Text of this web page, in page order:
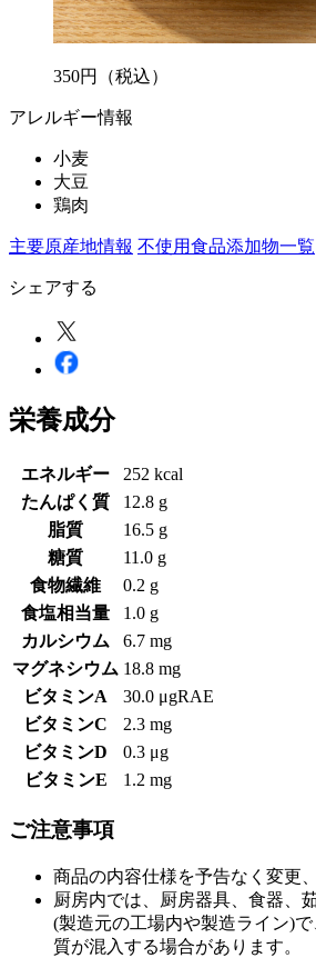
350円 （税込）
アレルギー情報
小麦
大豆
鶏肉
主要原産地情報 不使用食品添加物一覧
シェアする
栄養成分
エネルギー
252 kcal
たんぱく質
12.8 g
脂質
16.5 g
糖質
11.0 g
食物繊維
0.2 g
食塩相当量
1.0 g
カルシウム
6.7 mg
マグネシウム 18.8 mg
ビタミンA
30.0 μgRAE
ビタミンC
2.3 mg
ビタミンD
0.3 μg
ビタミンE
1.2 mg
ご注意事項
商品の内容仕様を予告なく変更
厨房内では、厨房器具、食器、
(製造元の工場内や製造ライン)
質が混入する場合があります。